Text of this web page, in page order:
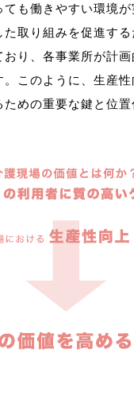
ても働きやすい環境が
た取り組みを促進す
り、各事業所が計画
。このように、生産
めの重要な鍵と位置